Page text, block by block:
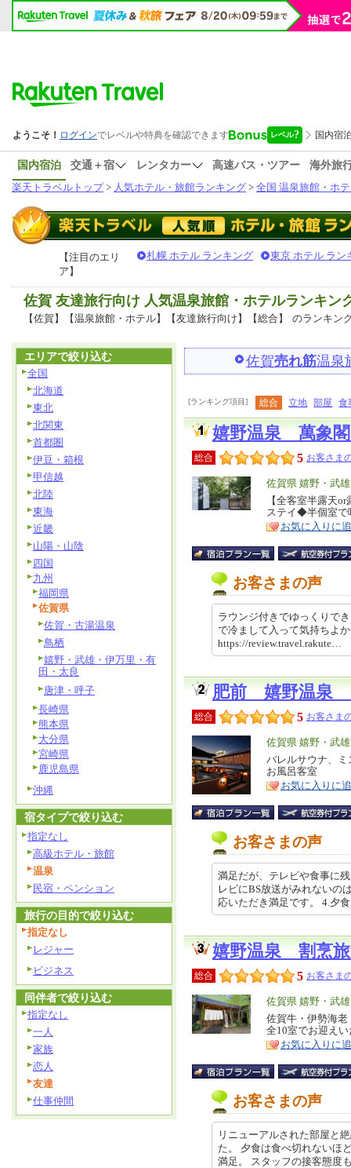
国内宿泊 交通＋宿 レンタカー 高速バス・ツアー
海外旅
楽天トラベルトップ> 人気ホテル・旅館ランキング > 全国 温泉旅館・ホ
【注目のエリ
ア】
札幌 ホテル ランキング 東京 ホテル ラン
佐賀 友達旅行向け 人気温泉旅館・ホテルランキン
【佐賀】【温泉旅館・ホテル】【友達旅行向け】【総合】 のランキン
佐賀売れ筋温泉
[ランキング項目] 総合 立地 部屋 食
嬉野温泉 萬象
総合 5 お客さま
エ
リ
ア
佐賀県 嬉野・武
特
徴
【全客室半露天
ステイ◆半個室で
お気に入りに
お客さまの声
ラウンジ付きでゆっくりで
で冷まして入って気持ちよ
https://review.travel.rakute…
肥前 嬉野温泉
総合 5 お客さま
エ
リ
ア
佐賀県 嬉野・武
特
徴
バレルサウナ、
お風呂客室
お気に入りに
お客さまの声
満足だが、テレビや食事に
レビにBS放送がみれないの
応いただき満足です。 4.夕
嬉野温泉 割烹
総合 5 お客さま
エ
リ
ア
佐賀県 嬉野・武
特
徴
佐賀牛・伊勢海
全10室でお迎え
お気に入りに
お客さまの声
リニューアルされた部屋と
た。 夕食は食べ切れないほ
満足。 スタッフの接客態
エリアで絞り込む
全国
北海道
東北
北関東
首都圏
伊豆・箱根
甲信越
北陸
東海
近畿
山陽・山陰
四国
九州
福岡県
佐賀県
佐賀・古湯温泉
鳥栖
嬉野・武雄・伊万里・有
田・太良
唐津・呼子
長崎県
熊本県
大分県
宮崎県
鹿児島県
沖縄
宿タイプで絞り込む
指定なし
高級ホテル・旅館
温泉
民宿・ペンション
旅行の目的で絞り込む
指定なし
レジャー
ビジネス
同伴者で絞り込む
指定なし
一人
家族
恋人
友達
仕事仲間